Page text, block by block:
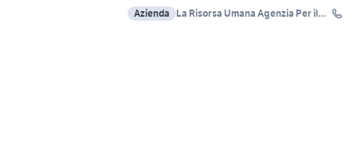
Azienda
La Risorsa Umana Agenzia Per il